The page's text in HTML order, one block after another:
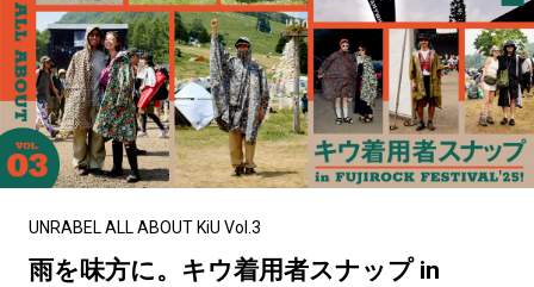
#ESSENTIAL DESIGNS #古着サミット
#NEW VINTAGE #マイナーグッド図鑑
#路地裏てぃーん。 #MONTHLY JOURNAL
#GH 銘品の所以 #フイナムのYouTube
#Commune H #FOCUS IT #AH.H
#ととけん #FASHION
#LIFESTYLE #SNEAKER #OUTDOOR
UNRABEL ALL ABOUT KiU Vol.3
雨を味方に。キウ着用者スナップ in